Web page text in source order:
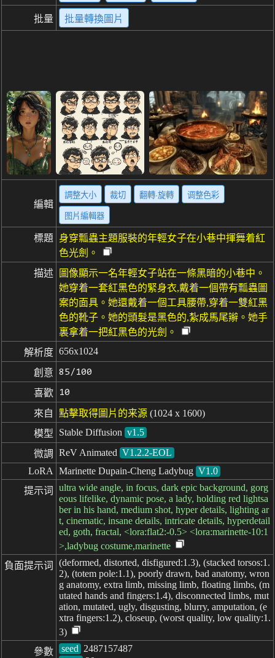
批量 批量轉換圖片
編輯
調整大小 裁切 翻轉·旋轉 调整色彩
图片編輯器
標題
身穿瓢蟲主題服裝的年輕女子在小巷中揮舞着紅
色光劍。
描述
圖像顯示一名年輕女子站在一條黑暗的小巷中。
她穿着一套紅黑色的緊身衣,戴着一個帶有瓢蟲圖
案的面具。她還戴着一個工具腰帶,穿着一雙紅黑
色的靴子。她的頭髮是黑色的,紮成馬尾辮。她手
裏拿着一把紅黑色的光劍。
解析度 656x1024
創意 85/100
喜歡 10
來自 點擊取得圖片的来源 (1024 x 1600)
模型
Stable Diffusion v1.5
微調 ReV Animated V1.2.2-EOL
LoRA
Marinette Dupain-Cheng Ladybug V1.0
提示词
ultra wide angle, in focus, dark epic background, gorg
eous lifelike, dynamic pose, a lady, holding red lightsa
ber in his hand, medium shot, hyper details, lighting ar
t, cinematic, insane details, intricate details, hyperdetail
ed, goth, fractal, <lora:flat2:-0.5> <lora:marinette-10:1
>,ladybug costume,marinette
負面提示词
(deformed, distorted, disfigured:1.3), (stacked torsos:1.
2), (totem pole:1.1), poorly drawn, bad anatomy, wron
g anatomy, extra limb, missing limb, floating limbs, (m
utated hands and fingers:1.4), disconnected limbs, mut
ation, mutated, ugly, disgusting, blurry, amputation, (e
xtra fingers:1.2), closeup, (worst quality, low quality:1.
3)
參數
seed